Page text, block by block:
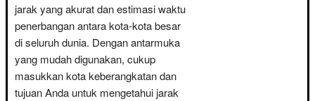
jarak yang akurat dan estimasi waktu
penerbangan antara kota-kota besar
di seluruh dunia. Dengan antarmuka
yang mudah digunakan, cukup
masukkan kota keberangkatan dan
tujuan Anda untuk mengetahui jarak